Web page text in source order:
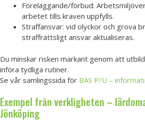
Föreläggande/förbud:
arbetet tills kraven uppfylls.
Straffansvar: vid olyckor och grova
straffrättsligt ansvar aktualiseras.
Du minskar risken markant genom att
införa tydliga rutiner.
Se vår samlingssida för BAS P/U –
Exempel från verkligheten –
Jönköping